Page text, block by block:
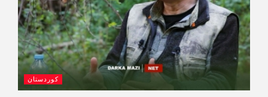
کوردستان